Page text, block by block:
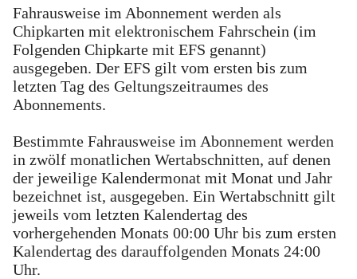
Fahrausweise im Abonnement werden als
Chipkarten mit elektronischem Fahrschein (im
Folgenden Chipkarte mit EFS genannt)
ausgegeben. Der EFS gilt vom ersten bis zum
letzten Tag des Geltungszeitraumes des
Abonnements.
Bestimmte Fahrausweise im Abonnement werden
in zwölf monatlichen Wertabschnitten, auf denen
der jeweilige Kalendermonat mit Monat und Jahr
bezeichnet ist, ausgegeben. Ein Wertabschnitt gilt
jeweils vom letzten Kalendertag des
vorhergehenden Monats 00:00 Uhr bis zum ersten
Kalendertag des darauffolgenden Monats 24:00
Uhr.